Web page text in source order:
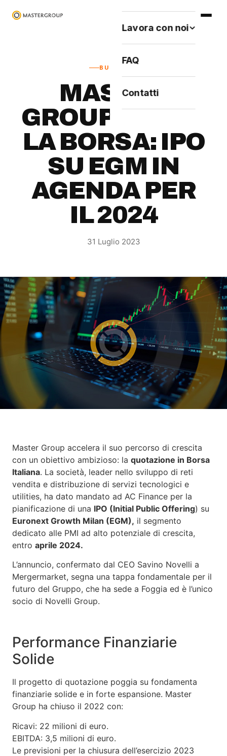
Lavora con noi
FAQ
Contatti
BUSINESS
MASTER
GROUP VERSO
LA BORSA: IPO
SU EGM IN
AGENDA PER
IL 2024
31 Luglio 2023
Master Group accelera il suo percorso di crescita
con un obiettivo ambizioso: la quotazione in Borsa
Italiana. La società, leader nello sviluppo di reti
vendita e distribuzione di servizi tecnologici e
utilities, ha dato mandato ad AC Finance per la
pianificazione di una IPO (Initial Public Offering) su
Euronext Growth Milan (EGM), il segmento
dedicato alle PMI ad alto potenziale di crescita,
entro aprile 2024.
L’annuncio, confermato dal CEO Savino Novelli a
Mergermarket, segna una tappa fondamentale per il
futuro del Gruppo, che ha sede a Foggia ed è l’unico
socio di Novelli Group.
Performance Finanziarie
Solide
Il progetto di quotazione poggia su fondamenta
finanziarie solide e in forte espansione. Master
Group ha chiuso il 2022 con:
Ricavi: 22 milioni di euro.
EBITDA: 3,5 milioni di euro.
Le previsioni per la chiusura dell’esercizio 2023